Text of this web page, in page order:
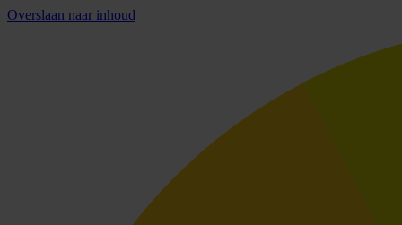
Overslaan naar inhoud